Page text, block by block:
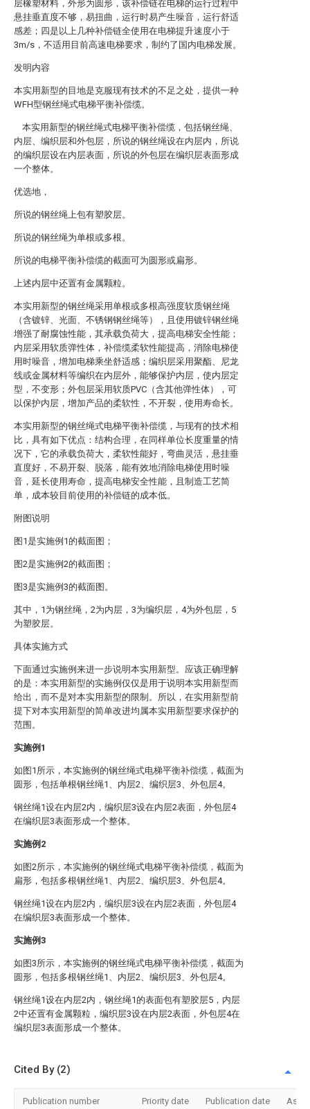
层橡塑材料，外形为圆形，该补偿链在电梯的运行过程中
悬挂垂直度不够，易扭曲，运行时易产生噪音，运行舒适
感差；四是以上几种补偿链全使用在电梯提升速度小于
3m/s，不适用目前高速电梯要求，制约了国内电梯发展。
发明内容
本实用新型的目地是克服现有技术的不足之处，提供一种
WFH型钢丝绳式电梯平衡补偿缆。
本实用新型的钢丝绳式电梯平衡补偿缆，包括钢丝绳、
内层、编织层和外包层，所说的钢丝绳设在内层内，所说
的编织层设在内层表面，所说的外包层在编织层表面形成
一个整体。
优选地，
所说的钢丝绳上包有塑胶层。
所说的钢丝绳为单根或多根。
所说的电梯平衡补偿缆的截面可为圆形或扁形。
上述内层中还置有金属颗粒。
本实用新型的钢丝绳采用单根或多根高强度软质钢丝绳
（含镀锌、光面、不锈钢钢丝绳等），且使用镀锌钢丝绳
增强了耐腐蚀性能，其承载负荷大，提高电梯安全性能；
内层采用软质弹性体，补偿缆柔软性能提高，消除电梯使
用时噪音，增加电梯乘坐舒适感；编织层采用聚酯、尼龙
线或金属材料等编织在内层外，能够保护内层，使内层定
型，不变形；外包层采用软质PVC（含其他弹性体），可
以保护内层，增加产品的柔软性，不开裂，使用寿命长。
本实用新型的钢丝绳式电梯平衡补偿缆，与现有的技术相
比，具有如下优点：结构合理，在同样单位长度重量的情
况下，它的承载负荷大，柔软性能好，弯曲灵活，悬挂垂
直度好，不易开裂、脱落，能有效地消除电梯使用时噪
音，延长使用寿命，提高电梯安全性能，且制造工艺简
单，成本较目前使用的补偿链的成本低。
附图说明
图1是实施例1的截面图；
图2是实施例2的截面图；
图3是实施例3的截面图。
其中，1为钢丝绳，2为内层，3为编织层，4为外包层，5
为塑胶层。
具体实施方式
下面通过实施例来进一步说明本实用新型。应该正确理解
的是：本实用新型的实施例仅仅是用于说明本实用新型而
给出，而不是对本实用新型的限制。所以，在实用新型前
提下对本实用新型的简单改进均属本实用新型要求保护的
范围。
实施例1
如图1所示，本实施例的钢丝绳式电梯平衡补偿缆，截面为
圆形，包括单根钢丝绳1、内层2、编织层3、外包层4。
钢丝绳1设在内层2内，编织层3设在内层2表面，外包层4
在编织层3表面形成一个整体。
实施例2
如图2所示，本实施例的钢丝绳式电梯平衡补偿缆，截面为
扁形，包括多根钢丝绳1、内层2、编织层3、外包层4。
钢丝绳1设在内层2内，编织层3设在内层2表面，外包层4
在编织层3表面形成一个整体。
实施例3
如图3所示，本实施例的钢丝绳式电梯平衡补偿缆，截面为
圆形，包括多根钢丝绳1、内层2、编织层3、外包层4。
钢丝绳1设在内层2内，钢丝绳1的表面包有塑胶层5，内层
2中还置有金属颗粒，编织层3设在内层2表面，外包层4在
编织层3表面形成一个整体。
Cited By (2)
Publication number Priority date Publication date